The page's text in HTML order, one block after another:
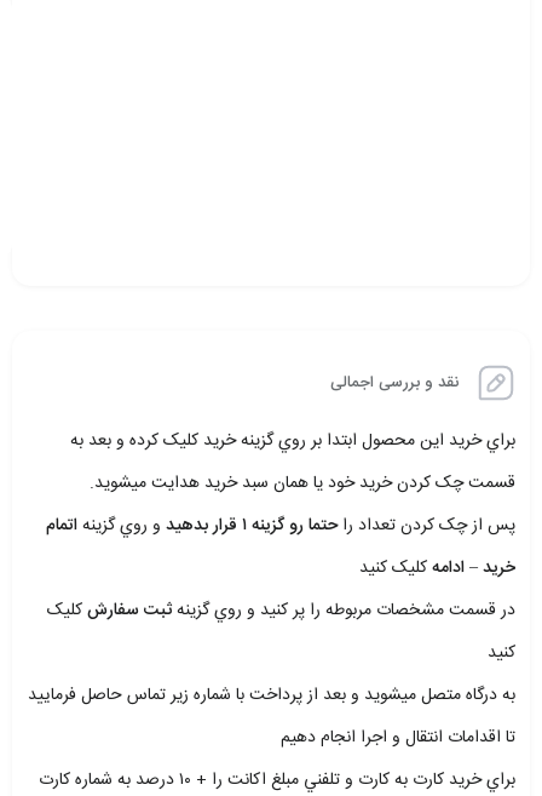
نقد و بررسی اجمالی
براي خريد اين محصول ابتدا بر روي گزينه خريد کليک کرده و بعد به
قسمت چک کردن خريد خود يا همان سبد خريد هدايت ميشويد.
پس از چک کردن تعداد راحتما رو گزينه ۱ قرار بدهيد و روي گزينهاتمام
خريد – ادامهکليک کنيد
در قسمت مشخصات مربوطه را پر کنيد و روي گزينهثبت سفارشکليک
کنيد
به درگاه متصل ميشويد و بعد از پرداخت با شماره زير تماس حاصل فرماييد
تا اقدامات انتقال و اجرا انجام دهيم
براي خريد کارت به کارت و تلفني مبلغ اکانت را + ۱۰ درصد به شماره کارت